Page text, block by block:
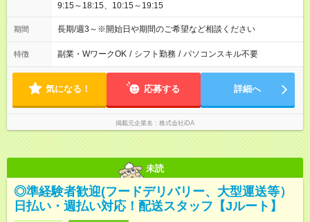
9:15～18:15、10:15～19:15
期間 長期/週3～※開始日や期間のご希望など相談ください
特徴 副業・WワークOK / シフト勤務 / パソコンスキル不要
気になる！ 応募する 詳細へ
掲載元企業名 株式会社iDA
未読
◎準経験者歓迎(フードデリバリー、大型運送等）
日払い・週払い対応！配送スタッフ【Jルート】